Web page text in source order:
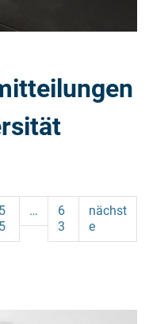
5
5
…
6
3
nächst
e